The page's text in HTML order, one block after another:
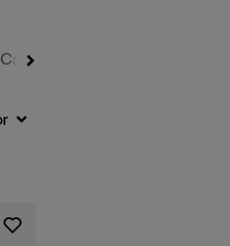
Calcetines y Ropa